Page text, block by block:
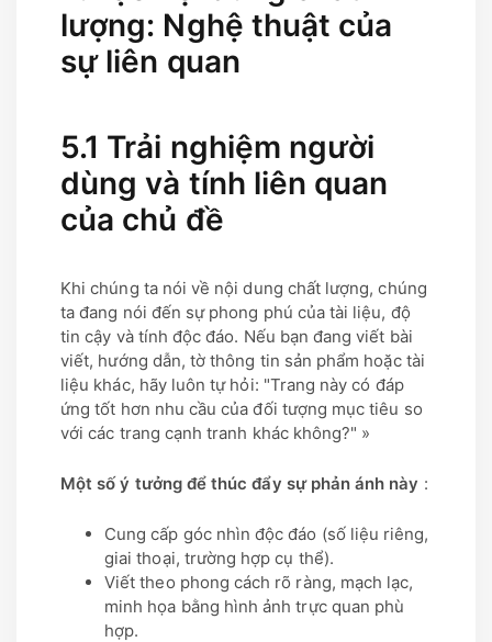
lượng: Nghệ thuật của
sự liên quan
5.1 Trải nghiệm người
dùng và tính liên quan
của chủ đề
Khi chúng ta nói về nội dung chất lượng, chúng
ta đang nói đến sự phong phú của tài liệu, độ
tin cậy và tính độc đáo. Nếu bạn đang viết bài
viết, hướng dẫn, tờ thông tin sản phẩm hoặc tài
liệu khác, hãy luôn tự hỏi: "Trang này có đáp
ứng tốt hơn nhu cầu của đối tượng mục tiêu so
với các trang cạnh tranh khác không?" »
Một số ý tưởng để thúc đẩy sự phản ánh này :
Cung cấp góc nhìn độc đáo (số liệu riêng,
giai thoại, trường hợp cụ thể).
Viết theo phong cách rõ ràng, mạch lạc,
minh họa bằng hình ảnh trực quan phù
hợp.